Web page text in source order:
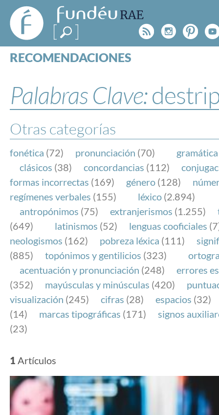
FundéuRAE
- Fundación
del Español
Urgente
Rss
RECOMENDACIONES
ESPECIALES
BLOG
NOTICIAS
SOBRE LA FUNDÉURAE
FundéuRAE es una fundación patrocinada por la
y la Real Academia Española, cuyo objetivo es
el buen uso del español en los medios de
Internet.
Palabras Clave:
Otras categorías
fonética (72) pronunciación (70) gramática
clásicos (38) concordancias (112)
formas incorrectas (169) género (128)
regímenes verbales (155) léxico (2.894)
antropónimos (75) extranjerismos (1.255)
(649)
latinismos (52) lenguas cooficiales
neologismos (162) pobreza léxica (111)
(885)
topónimos y gentilicios (323)
acentuación y pronunciación (248)
errores
(352)
mayúsculas y minúsculas (420)
visualización (245) cifras (28) espacios (32)
(14)
marcas tipográficas (171)
signos
(23)
1 Artículos